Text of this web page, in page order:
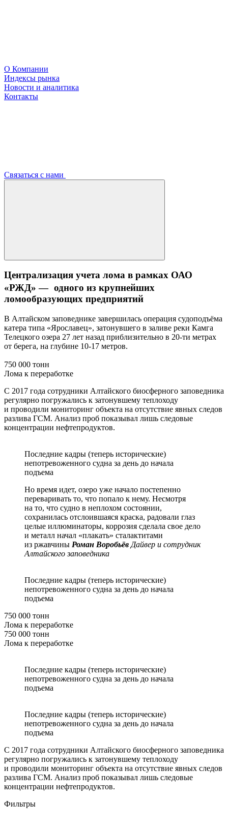
О Компании
Индексы рынка
Новости и аналитика
Контакты
Связаться с нами
Централизация учета лома в рамках ОАО
«РЖД» — одного из крупнейших
ломообразующих предприятий
В Алтайском заповеднике завершилась операция судоподъёма
катера типа «Ярославец», затонувшего в заливе реки Камга
Телецкого озера 27 лет назад приблизительно в 20-ти метрах
от берега, на глубине 10-17 метров.
750 000 тонн
Лома к переработке
С 2017 года сотрудники Алтайского биосферного заповедника
регулярно погружались к затонувшему теплоходу
и проводили мониторинг объекта на отсутствие явных следов
разлива ГСМ. Анализ проб показывал лишь следовые
концентрации нефтепродуктов.
Последние кадры (теперь исторические)
непотревоженного судна за день до начала
подъема
Но время идет, озеро уже начало постепенно
переваривать то, что попало к нему. Несмотря
на то, что судно в неплохом состоянии,
сохранилась отслоившаяся краска, радовали глаз
целые иллюминаторы, коррозия сделала свое дело
и металл начал «плакать» сталактитами
из ржавчины Роман Воробьёв Дайвер и сотрудник
Алтайского заповедника
Последние кадры (теперь исторические)
непотревоженного судна за день до начала
подъема
750 000 тонн
Лома к переработке
750 000 тонн
Лома к переработке
Последние кадры (теперь исторические)
непотревоженного судна за день до начала
подъема
Последние кадры (теперь исторические)
непотревоженного судна за день до начала
подъема
С 2017 года сотрудники Алтайского биосферного заповедника
регулярно погружались к затонувшему теплоходу
и проводили мониторинг объекта на отсутствие явных следов
разлива ГСМ. Анализ проб показывал лишь следовые
концентрации нефтепродуктов.
Фильтры